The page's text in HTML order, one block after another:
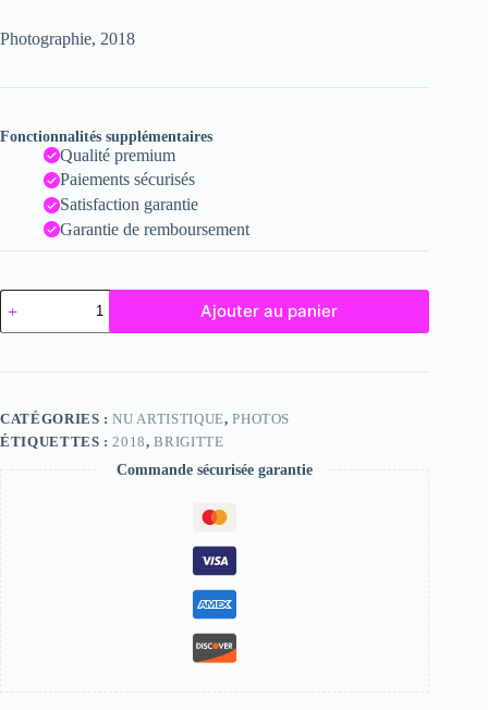
était :
est :
Photographie, 2018
Fonctionnalités supplémentaires
Qualité premium
Paiements sécurisés
Satisfaction garantie
Garantie de remboursement
quantité
de
Brigitte
Ajouter au panier
CATÉGORIES :NU ARTISTIQUE,PHOTOS
ÉTIQUETTES : 2018,BRIGITTE
Commande sécurisée garantie